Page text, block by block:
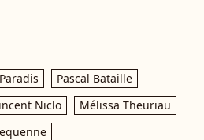
Pascal Bataille
Niclo
Mélissa Theuriau